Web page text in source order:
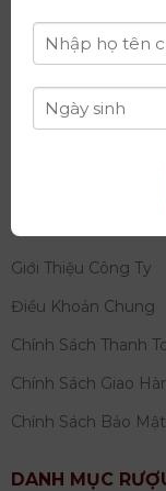
Ngân hàng:
Việt Nam (BIDV)
tư quốc tế Ý-Việt
Tây
THÔNG TIN
Giới Thiệu Công Ty
Điều Khoản Chung
Chính Sách Thanh
Chính Sách Giao
Chính Sách Bảo
DANH MỤC